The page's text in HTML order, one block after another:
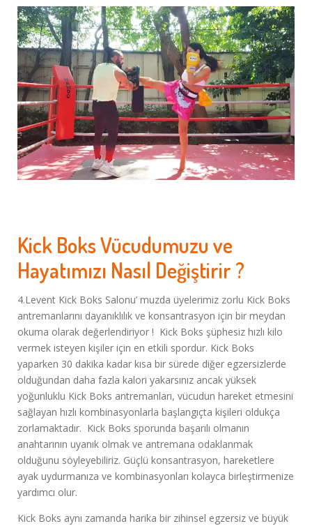
Kick Boks Vücudumuzu ve
Hayatımızı Nasıl Değiştirir ?
4.Levent Kick Boks Salonu’ muzda üyelerimiz zorlu Kick Boks
antremanlarını dayanıklılık ve konsantrasyon için bir meydan
okuma olarak değerlendiriyor ! Kick Boks şüphesiz hızlı kilo
vermek isteyen kişiler için en etkili spordur. Kick Boks
yaparken 30 dakika kadar kısa bir sürede diğer egzersizlerde
olduğundan daha fazla kalori yakarsınız ancak yüksek
yoğunluklu Kick Boks antremanları, vücudun hareket etmesini
sağlayan hızlı kombinasyonlarla başlangıçta kişileri oldukça
zorlamaktadır. Kick Boks sporunda başarılı olmanın
anahtarının uyanık olmak ve antremana odaklanmak
olduğunu söyleyebiliriz. Güçlü konsantrasyon, hareketlere
ayak uydurmanıza ve kombinasyonları kolayca birleştirmenize
yardımcı olur.
Kick Boks aynı zamanda harika bir zihinsel egzersiz ve büyük